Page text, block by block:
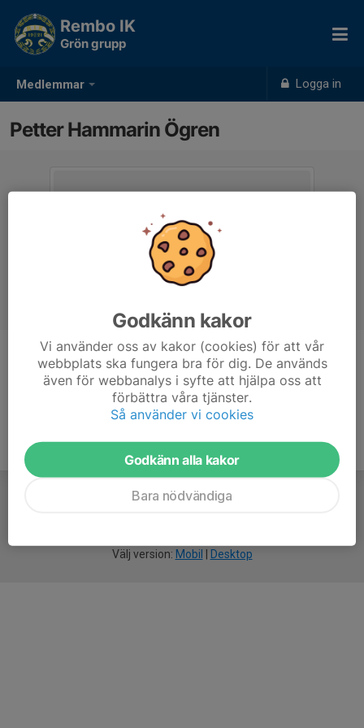
Medlemmar Logga in
Rembo IK
Grön grupp
Petter Hammarin Ögren
Ålder 6 år
Välj version: Mobil Desktop
Godkänn kakor
Vi använder oss av kakor (cookies) för att vår
webbplats ska fungera bra för dig. De används
även för webbanalys i syfte att hjälpa oss att
förbättra våra tjänster.
Så använder vi cookies
Godkänn alla kakor
Bara nödvändiga